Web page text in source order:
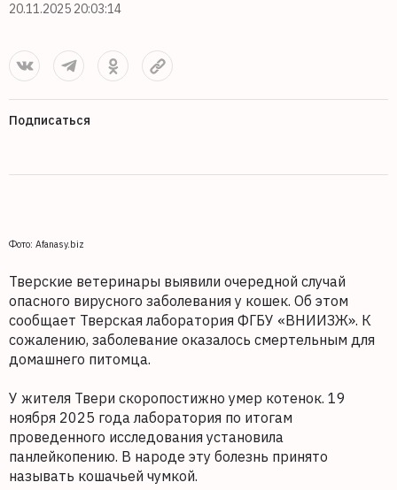
20.11.2025 20:03:14
Подписаться
Фото: Afanasy.biz
Тверские ветеринары выявили очередной случай
опасного вирусного заболевания у кошек. Об этом
сообщает Тверская лаборатория ФГБУ «ВНИИЗЖ». К
сожалению, заболевание оказалось смертельным для
домашнего питомца.
У жителя Твери скоропостижно умер котенок. 19
ноября 2025 года лаборатория по итогам
проведенного исследования установила
панлейкопению. В народе эту болезнь принято
называть кошачьей чумкой.